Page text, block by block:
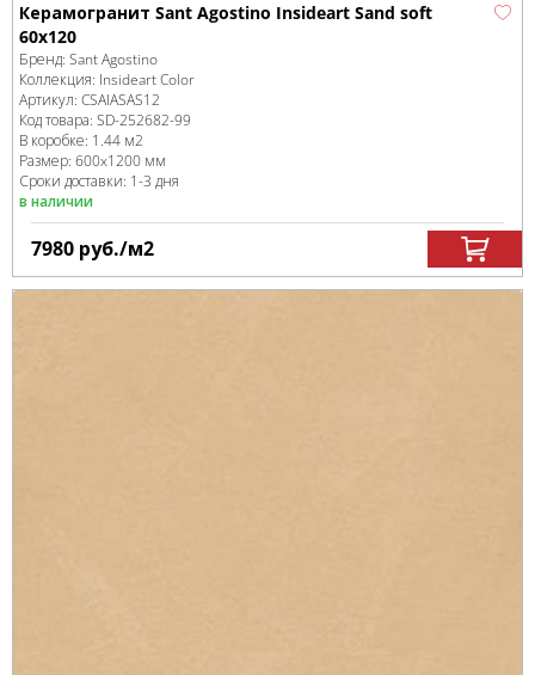
Керамогранит Sant Agostino Insideart Sand soft
60x120
Бренд: Sant Agostino
Коллекция: Insideart Color
Артикул: CSAIASAS12
Код товара: SD-252682-99
В коробке: 1.44 м2
Размер: 600x1200 мм
Сроки доставки: 1-3 дня
в наличии
7980 руб./м2